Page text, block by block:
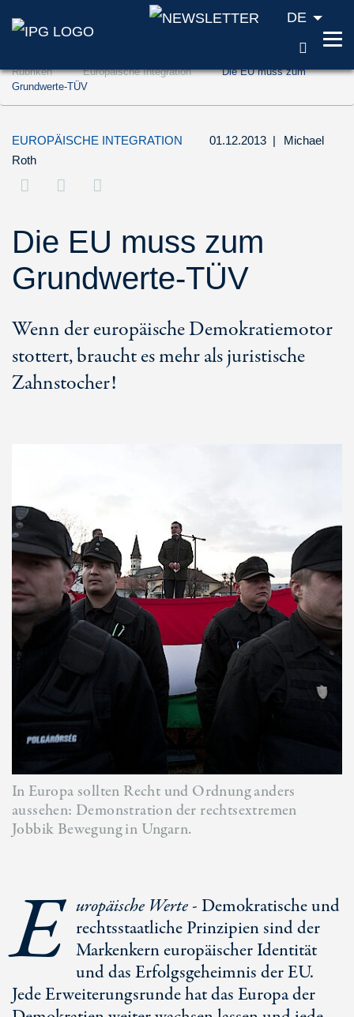
Zum Inhalt springen (Accesskey '1')
Zur Suche springen (Accesskey '2')
DE
Rubriken Europäische Integration
Die EU muss zum
Grundwerte-TÜV
EUROPÄISCHE INTEGRATION 01.12.2013 |
Michael
Roth
Die EU muss zum
Grundwerte-TÜV
Wenn der europäische Demokratiemotor
stottert, braucht es mehr als juristische
Zahnstocher!
In Europa sollten Recht und Ordnung anders
aussehen: Demonstration der rechtsextremen
Jobbik Bewegung in Ungarn.
E uropäische Werte- Demokratische und
rechtsstaatliche Prinzipien sind der
Markenkern europäischer Identität
und das Erfolgsgeheimnis der EU.
Jede Erweiterungsrunde hat das Europa der